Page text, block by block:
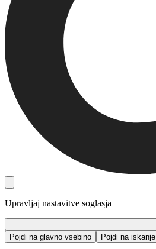
Upravljaj nastavitve soglasja
Pojdi na glavno vsebino
Pojdi na iskanje